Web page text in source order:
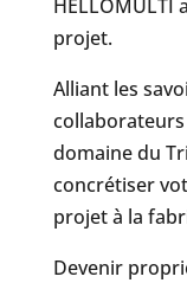
projet.
Alliant les
domaine du
concrétiser
projet à la
Devenir